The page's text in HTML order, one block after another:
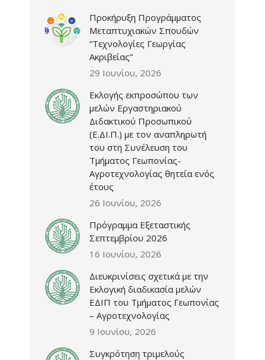
Προκήρυξη Προγράμματος
Μεταπτυχιακών Σπουδών
“Τεχνολογίες Γεωργίας
Ακριβείας”
29 Ιουνίου, 2026
Εκλογής εκπροσώπου των
μελών Εργαστηριακού
Διδακτικού Προσωπικού
(Ε.ΔΙ.Π.) με τον αναπληρωτή
του στη Συνέλευση του
Τμήματος Γεωπονίας-
Αγροτεχνολογίας θητεία ενός
έτους
26 Ιουνίου, 2026
Πρόγραμμα Εξεταστικής
Σεπτεμβρίου 2026
16 Ιουνίου, 2026
Διευκρινίσεις σχετικά με την
Εκλογική διαδικασία μελών
ΕΔΙΠ του Τμήματος Γεωπονίας
– Αγροτεχνολογίας
9 Ιουνίου, 2026
Συγκρότηση τριμελούς